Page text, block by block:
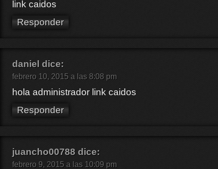
link caidos
Responder
daniel dice:
febrero 10, 2015 a las 8:08 pm
hola administrador link caidos
Responder
juancho00788 dice:
febrero 9, 2015 a las 10:09 pm